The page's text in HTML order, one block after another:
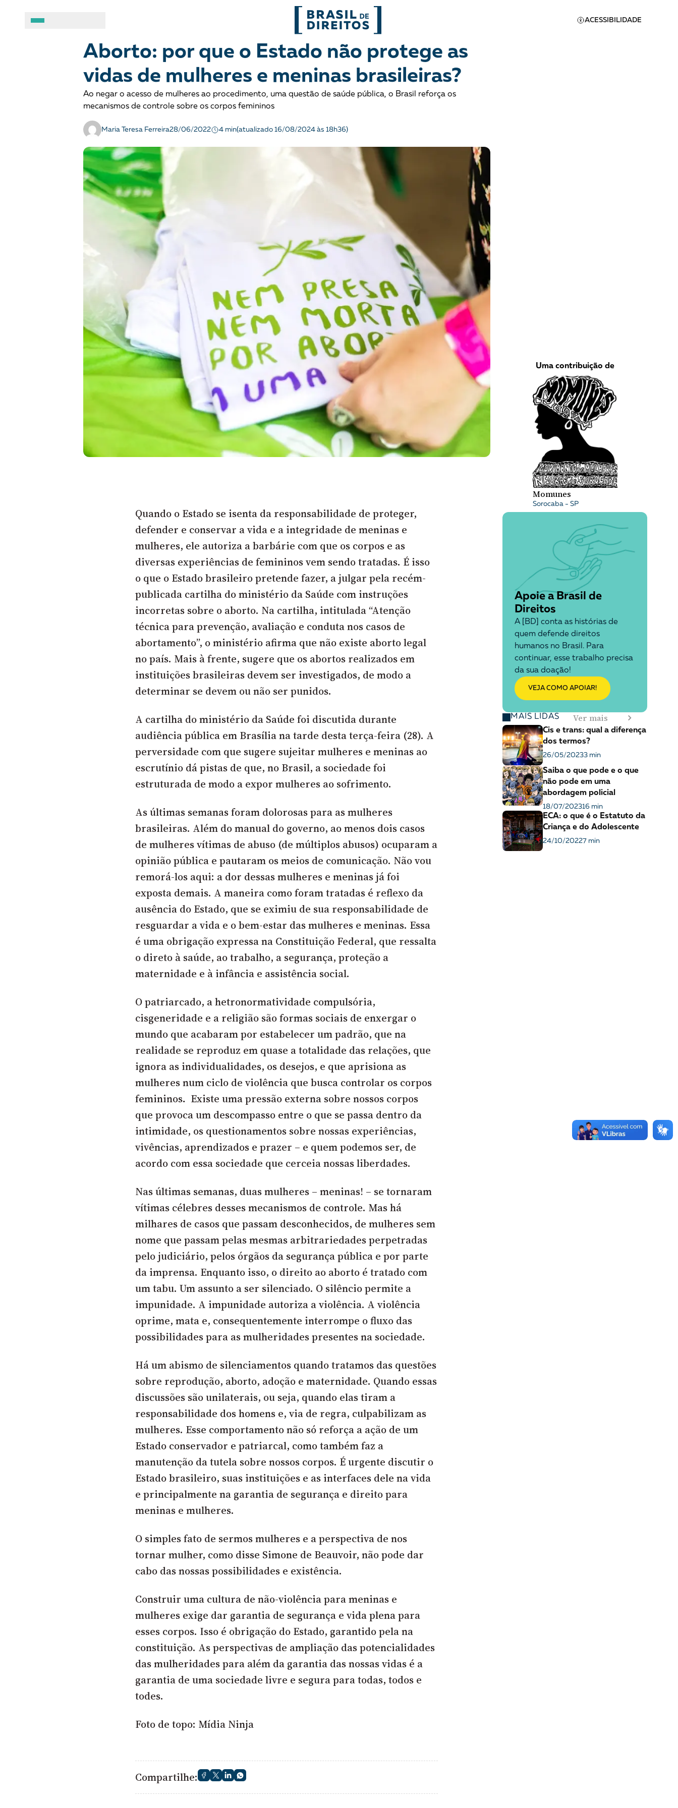
ACESSIBILIDADE
Manual geral de conduta
Organizações
Combate ao racismo
Crianças e adolescentes
Democracia e Justiça
Direitos socioambientais
Justiça criminal
LGBTQIA+
Liberdade de expressão
Migrações
Mulheres
Políticas Públicas
Povos indígenas
Tráfico de pessoas e trabalho escravo
Entrevista
Podcast
Aborto: por que o Estado não protege as
vidas de mulheres e meninas brasileiras?
Ao negar o acesso de mulheres ao procedimento, uma questão de saúde pública, o Brasil reforça os
mecanismos de controle sobre os corpos femininos
Maria Teresa Ferreira28/06/2022 4 min(atualizado 16/08/2024 às 18h36)
Quando o Estado se isenta da responsabilidade de proteger,
defender e conservar a vida e a integridade de meninas e
mulheres, ele autoriza a barbárie com que os corpos e as
diversas experiências de femininos vem sendo tratadas. É isso
o que o Estado brasileiro pretende fazer, a julgar pela recém-
publicada cartilha do ministério da Saúde com instruções
incorretas sobre o aborto. Na cartilha, intitulada “Atenção
técnica para prevenção, avaliação e conduta nos casos de
abortamento”, o ministério afirma que não existe aborto legal
no país. Mais à frente, sugere que os abortos realizados em
instituições brasileiras devem ser investigados, de modo a
determinar se devem ou não ser punidos.
A cartilha do ministério da Saúde foi discutida durante
audiência pública em Brasília na tarde desta terça-feira (28). A
perversidade com que sugere sujeitar mulheres e meninas ao
escrutínio dá pistas de que, no Brasil, a sociedade foi
estruturada de modo a expor mulheres ao sofrimento.
As últimas semanas foram dolorosas para as mulheres
brasileiras. Além do manual do governo, ao menos dois casos
de mulheres vítimas de abuso (de múltiplos abusos) ocuparam a
opinião pública e pautaram os meios de comunicação. Não vou
remorá-los aqui: a dor dessas mulheres e meninas já foi
exposta demais. A maneira como foram tratadas é reflexo da
ausência do Estado, que se eximiu de sua responsabilidade de
resguardar a vida e o bem-estar das mulheres e meninas. Essa
é uma obrigação expressa na Constituição Federal, que ressalta
o direto à saúde, ao trabalho, a segurança, proteção a
maternidade e à infância e assistência social.
O patriarcado, a hetronormatividade compulsória,
cisgeneridade e a religião são formas sociais de enxergar o
mundo que acabaram por estabelecer um padrão, que na
realidade se reproduz em quase a totalidade das relações, que
ignora as individualidades, os desejos, e que aprisiona as
mulheres num ciclo de violência que busca controlar os corpos
femininos. Existe uma pressão externa sobre nossos corpos
que provoca um descompasso entre o que se passa dentro da
intimidade, os questionamentos sobre nossas experiências,
vivências, aprendizados e prazer – e quem podemos ser, de
acordo com essa sociedade que cerceia nossas liberdades.
Nas últimas semanas, duas mulheres – meninas! – se tornaram
vítimas célebres desses mecanismos de controle. Mas há
milhares de casos que passam desconhecidos, de mulheres sem
nome que passam pelas mesmas arbitrariedades perpetradas
pelo judiciário, pelos órgãos da segurança pública e por parte
da imprensa. Enquanto isso, o direito ao aborto é tratado com
um tabu. Um assunto a ser silenciado. O silêncio permite a
impunidade. A impunidade autoriza a violência. A violência
oprime, mata e, consequentemente interrompe o fluxo das
possibilidades para as mulheridades presentes na sociedade.
Há um abismo de silenciamentos quando tratamos das questões
sobre reprodução, aborto, adoção e maternidade. Quando essas
discussões são unilaterais, ou seja, quando elas tiram a
responsabilidade dos homens e, via de regra, culpabilizam as
mulheres. Esse comportamento não só reforça a ação de um
Estado conservador e patriarcal, como também faz a
manutenção da tutela sobre nossos corpos. É urgente discutir o
Estado brasileiro, suas instituições e as interfaces dele na vida
e principalmente na garantia de segurança e direito para
meninas e mulheres.
O simples fato de sermos mulheres e a perspectiva de nos
tornar mulher, como disse Simone de Beauvoir, não pode dar
cabo das nossas possibilidades e existência.
Construir uma cultura de não-violência para meninas e
mulheres exige dar garantia de segurança e vida plena para
esses corpos. Isso é obrigação do Estado, garantido pela na
constituição. As perspectivas de ampliação das potencialidades
das mulheridades para além da garantia das nossas vidas é a
garantia de uma sociedade livre e segura para todas, todos e
todes.
Foto de topo: Mídia Ninja
Compartilhe:
Uma contribuição de
Momunes
Sorocaba - SP
Apoie a Brasil de
Direitos
A [BD] conta as histórias de
quem defende direitos
humanos no Brasil. Para
continuar, esse trabalho precisa
da sua doação!
VEJA COMO APOIAR!
MAIS LIDAS Ver mais
Cis e trans: qual a diferença
dos termos?
26/05/20233 min
Saiba o que pode e o que
não pode em uma
abordagem policial
18/07/202316 min
ECA: o que é o Estatuto da
Criança e do Adolescente
24/10/20227 min